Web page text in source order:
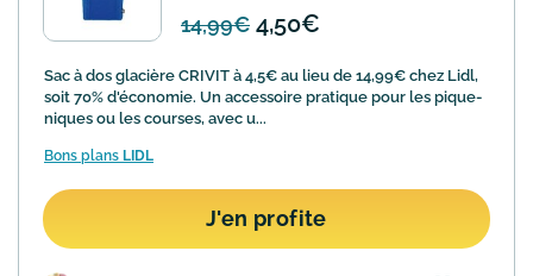
14,99€ 4,50€
Sac à dos glacière CRIVIT à 4,5€ au lieu de 14,99€ chez Lidl,
soit 70% d'économie. Un accessoire pratique pour les pique-
niques ou les courses, avec u...
Bons plans LIDL
J'en profite